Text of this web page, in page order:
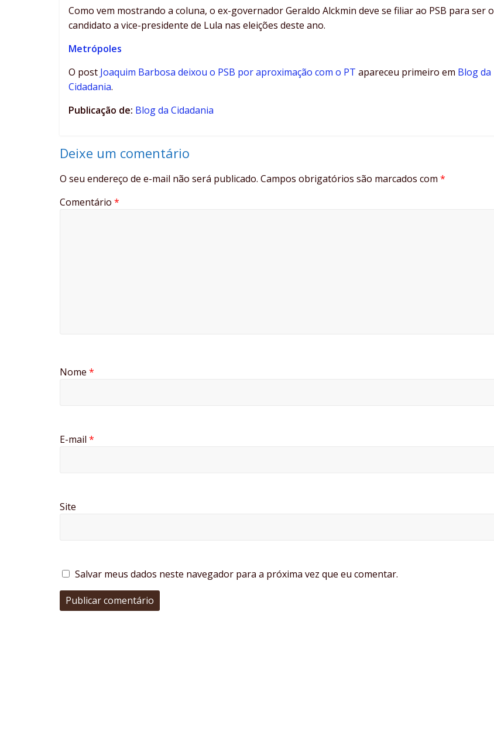
Como vem mostrando a coluna, o ex-governador Geraldo Alckmin deve se filiar ao PSB para ser o
candidato a vice-presidente de Lula nas eleições deste ano.
Metrópoles
O post Joaquim Barbosa deixou o PSB por aproximação com o PT apareceu primeiro em Blog da
Cidadania.
Publicação de: Blog da Cidadania
Deixe um comentário
O seu endereço de e-mail não será publicado. Campos obrigatórios são marcados com *
Comentário *
Nome *
E-mail *
Site
Salvar meus dados neste navegador para a próxima vez que eu comentar.